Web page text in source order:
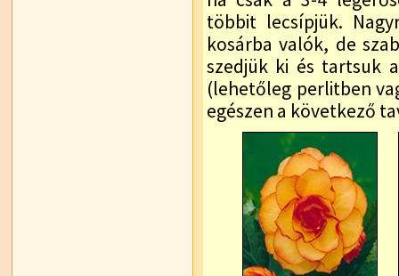
többit lecsípjük.
kosárba valók, de
szedjük ki és tartsuk
(lehetőleg perlitben
egészen a következő